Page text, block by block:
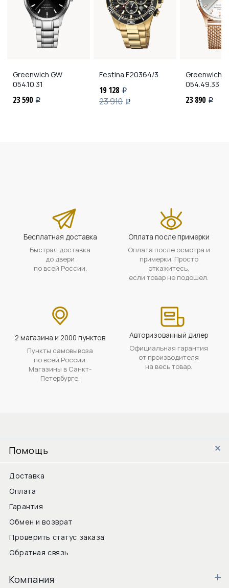
Greenwich GW
054.10.31
23 590 i
Festina F20364/3
19 128 i
23 910 i
Greenwich
054.49.33
23 890 i
Бесплатная доставка
Быстрая доставка
до двери
по всей России.
Оплата после примерки
Оплата после осмотра и
примерки. Просто
откажитесь,
если товар не подошел.
2 магазина и 2000 пунктов
Пункты самовывоза
по всей России.
Магазины в Санкт-
Петербурге.
Авторизованный дилер
Официальная гарантия
от производителя
на весь товар.
Помощь
Доставка
Оплата
Гарантия
Обмен и возврат
Проверить статус заказа
Обратная связь
Компания